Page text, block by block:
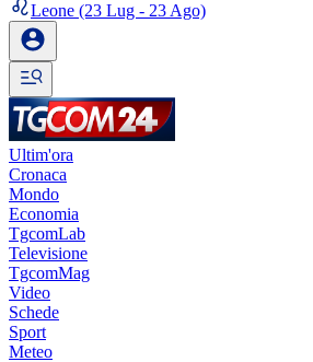
Leone (23 Lug - 23 Ago)
Ultim'ora
Cronaca
Mondo
Economia
TgcomLab
Televisione
TgcomMag
Video
Schede
Sport
Meteo